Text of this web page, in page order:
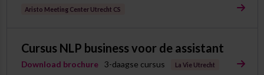
Aristo Meeting Center Utrecht CS
Cursus NLP business voor de assistant
Download brochure 3-daagse cursus La Vie Utrecht